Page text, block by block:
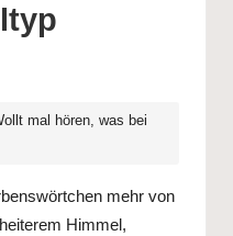
mal hören, was bei
mehr von
Himmel,